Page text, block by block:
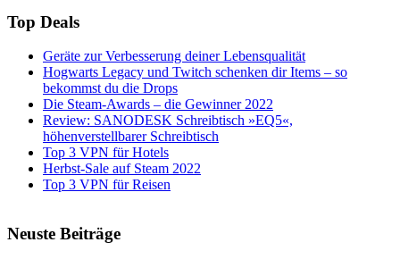
Top Deals
Geräte zur Verbesserung deiner Lebensqualität
Hogwarts Legacy und Twitch schenken dir Items – so
bekommst du die Drops
Die Steam-Awards – die Gewinner 2022
Review: SANODESK Schreibtisch »EQ5«,
höhenverstellbarer Schreibtisch
Top 3 VPN für Hotels
Herbst-Sale auf Steam 2022
Top 3 VPN für Reisen
Neuste Beiträge